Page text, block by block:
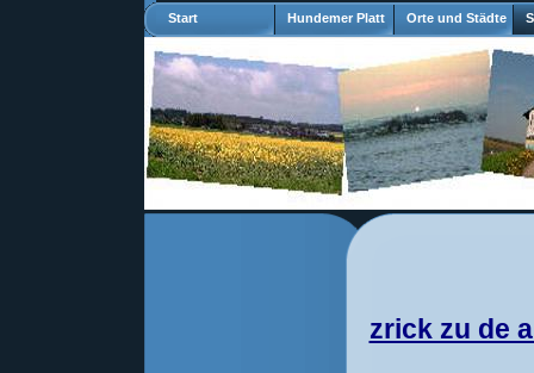
Start Hundemer Platt Orte und Städte
zrick zu de